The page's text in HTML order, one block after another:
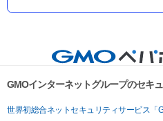
GMOインターネットグループのセキ
世界初総合ネットセキュリティサービス「